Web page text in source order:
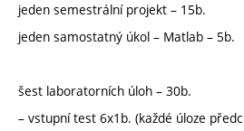
jeden semestrální projekt – 15b.
jeden samostatný úkol – Matlab – 5b.
šest laboratorních úloh – 30b.
– vstupní test 6x1b. (každé úloze